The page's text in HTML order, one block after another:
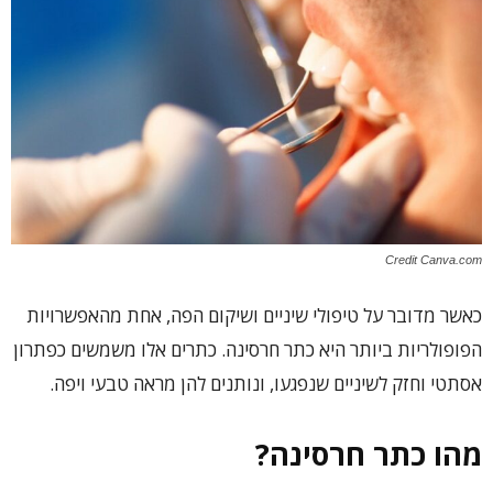
Credit Canva.com
כאשר מדובר על טיפולי שיניים ושיקום הפה, אחת מהאפשרויות
הפופולריות ביותר היא כתר חרסינה. כתרים אלו משמשים כפתרון
אסתטי וחזק לשיניים שנפגעו, ונותנים להן מראה טבעי ויפה.
מהו כתר חרסינה?